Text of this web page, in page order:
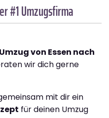
#1 Umzugsfirma
von Essen nach
wir dich gerne
mit dir ein
für deinen Umzug